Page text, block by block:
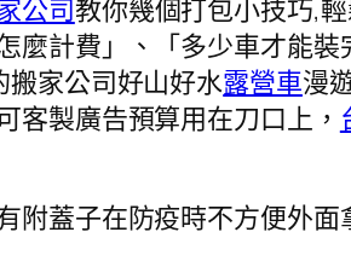
公司教你幾個打包小技巧,
計費」、「多少車才能裝
家公司好山好水露營車漫
客製廣告預算用在刀口上，
蓋子在防疫時不方便外